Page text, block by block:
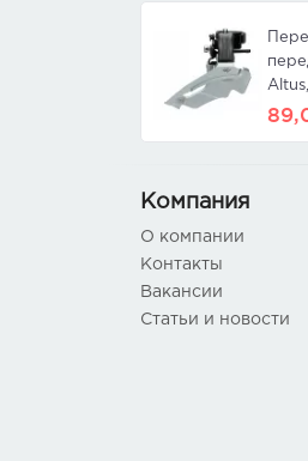
ск,
Компания
О компании
Контакты
Вакансии
Статьи и новости